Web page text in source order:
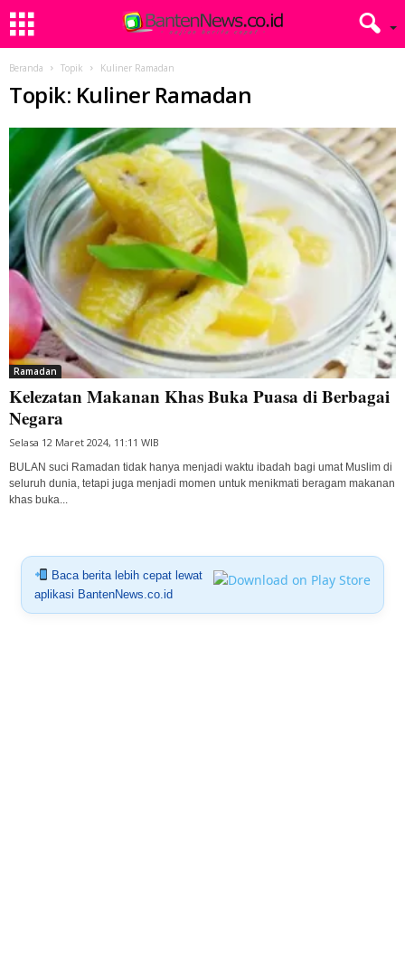
Beranda Topik Kuliner Ramadan
Topik: Kuliner Ramadan
Ramadan
Kelezatan Makanan Khas Buka Puasa di Berbagai
Negara
Selasa 12 Maret 2024, 11:11 WIB
BULAN suci Ramadan tidak hanya menjadi waktu ibadah bagi umat Muslim di
seluruh dunia, tetapi juga menjadi momen untuk menikmati beragam makanan
khas buka...
Baca berita lebih cepat lewat
aplikasi BantenNews.co.id